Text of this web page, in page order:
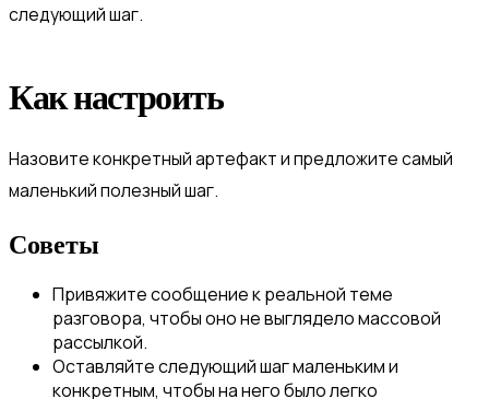
следующий шаг.
Как настроить
Назовите конкретный артефакт и предложите самый
маленький полезный шаг.
Советы
Привяжите сообщение к реальной теме
разговора, чтобы оно не выглядело массовой
рассылкой.
Оставляйте следующий шаг маленьким и
конкретным, чтобы на него было легко